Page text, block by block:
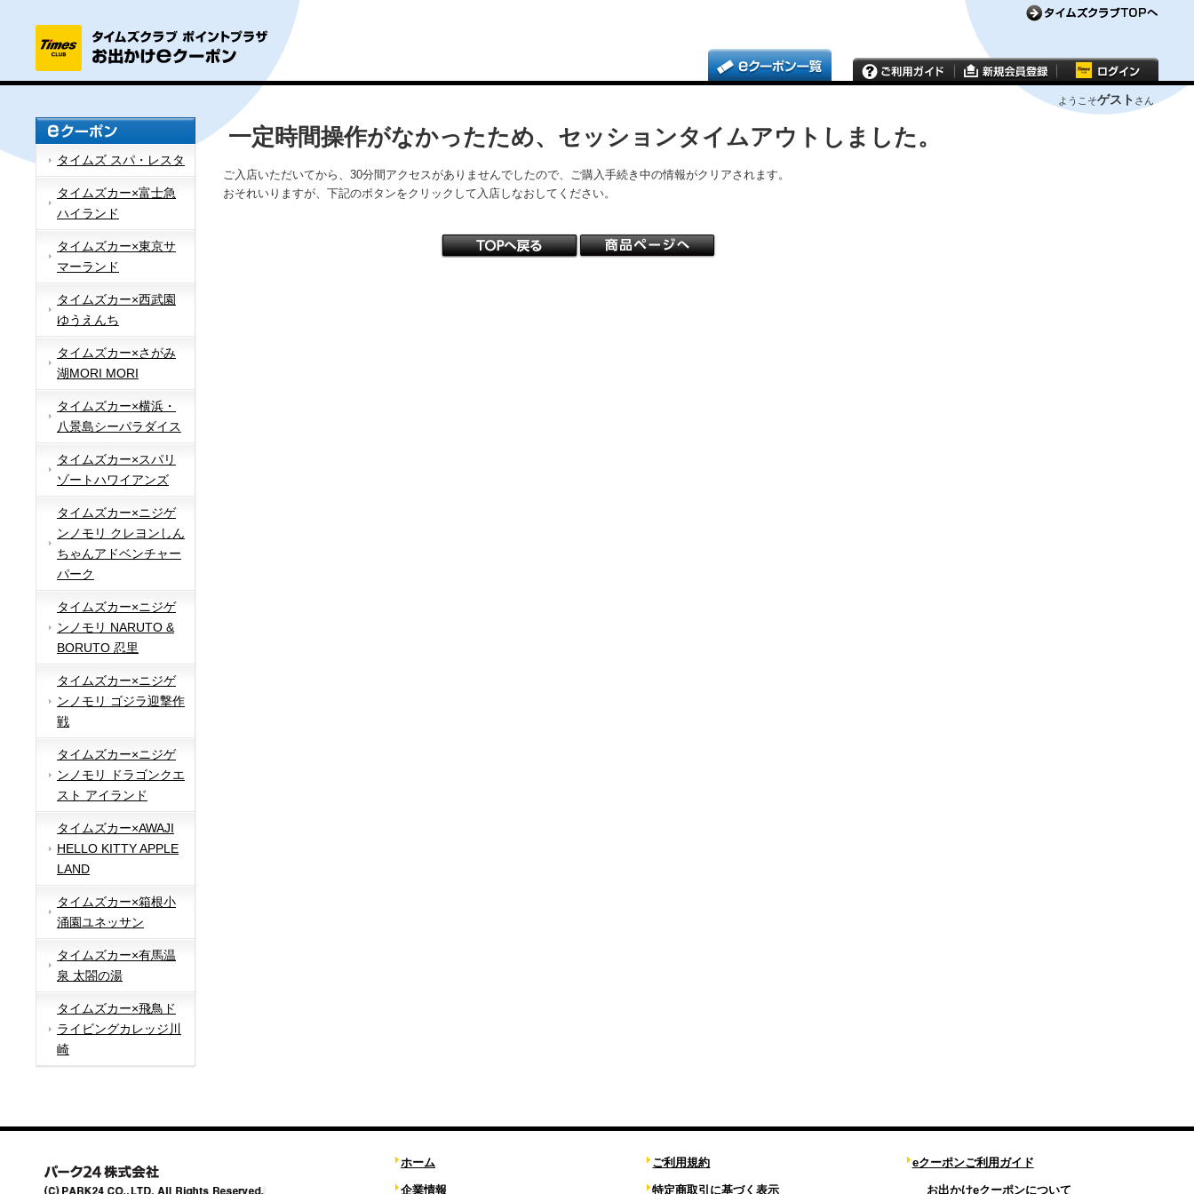
ようこそゲスト さん
タイムズ スパ・レスタ
タイムズカー×富士急
ハイランド
タイムズカー×東京サ
マーランド
タイムズカー×西武園
ゆうえんち
タイムズカー×さがみ
湖MORI MORI
タイムズカー×横浜・
八景島シーパラダイス
タイムズカー×スパリ
ゾートハワイアンズ
タイムズカー×ニジゲ
ンノモリ クレヨンしん
ちゃんアドベンチャー
パーク
タイムズカー×ニジゲ
ンノモリ NARUTO &
BORUTO 忍里
タイムズカー×ニジゲ
ンノモリ ゴジラ迎撃作
戦
タイムズカー×ニジゲ
ンノモリ ドラゴンクエ
スト アイランド
タイムズカー×AWAJI
HELLO KITTY APPLE
LAND
タイムズカー×箱根小
涌園ユネッサン
タイムズカー×有馬温
泉 太閤の湯
タイムズカー×飛鳥ド
ライビングカレッジ川
崎
一定時間操作がなかったため、セッションタイムアウトしました。
ご入店いただいてから、30分間アクセスがありませんでしたので、ご購入手続き中の情報がクリアされます。
おそれいりますが、下記のボタンをクリックして入店しなおしてください。
ホーム
企業情報
ご利用規約
特定商取引に基づく表示
eクーポンご利用ガイド
お出かけeクーポンについて